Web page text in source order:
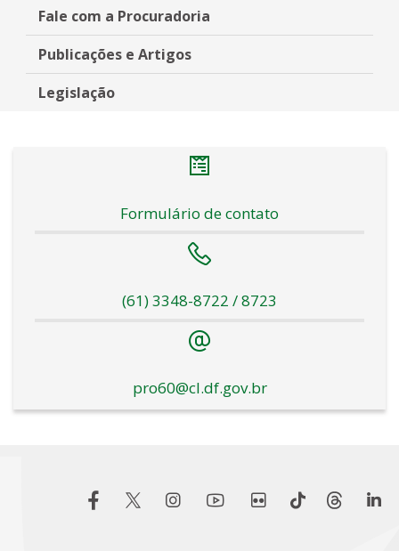
Fale com a Procuradoria
Publicações e Artigos
Legislação
Formulário de contato
(61) 3348-8722 / 8723
pro60@cl.df.gov.br